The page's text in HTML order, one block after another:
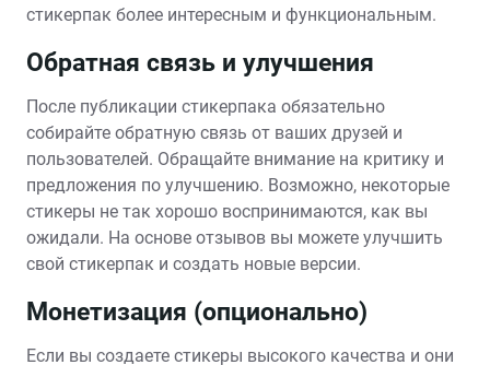
стикерпак более интересным и функциональным.
Обратная связь и улучшения
После публикации стикерпака обязательно
собирайте обратную связь от ваших друзей и
пользователей. Обращайте внимание на критику и
предложения по улучшению. Возможно, некоторые
стикеры не так хорошо воспринимаются, как вы
ожидали. На основе отзывов вы можете улучшить
свой стикерпак и создать новые версии.
Монетизация (опционально)
Если вы создаете стикеры высокого качества и они